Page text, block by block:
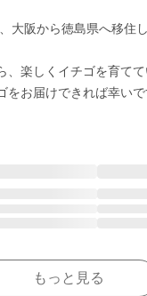
大阪から徳島県へ移住
、楽しくイチゴを育てて
をお届けできれば幸いで
もっと見る